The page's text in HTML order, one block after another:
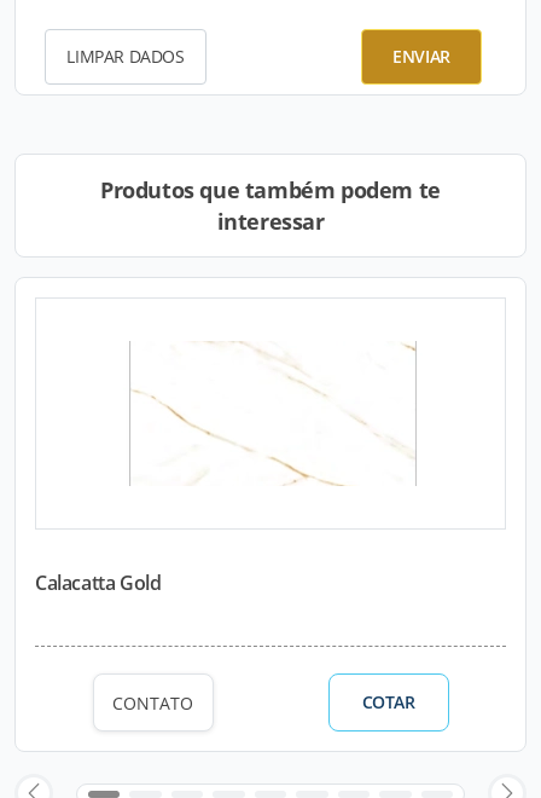
LIMPAR DADOS ENVIAR
Produtos que também podem te
interessar
Calacatta Gold
CONTATO COTAR